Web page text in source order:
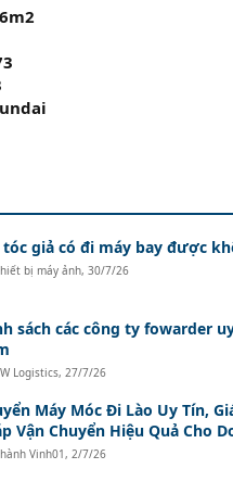
giả có đi máy bay được
bị máy ảnh, 30/7/26
sách các công ty fowarder
Logistics, 27/7/26
Máy Móc Đi Lào Uy Tín,
Vận Chuyển Hiệu Quả Cho
Vinh01, 2/7/26